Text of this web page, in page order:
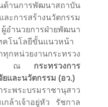
นการพัฒนาสถาบัน
ารสร้างนวัตกรรม
ผู้อำนวยการฝ่ายพัฒนา
คโนโลยีขั้นแนวหน้า
หน่วยงานกระทรวง
คั่ง ณ กระทรวงการ
และนวัตกรรม (อว.)
ะพระบรมราชานุสาว
กล้าเจ้าอยู่หัว รัชกาล